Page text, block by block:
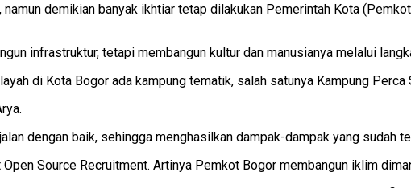
namun demikian banyak ikhtiar tetap dilakukan Pemerintah Kota
infrastruktur, tetapi membangun kultur dan manusianya melalui
di Kota Bogor ada kampung tematik, salah satunya Kampung Perca
dengan baik, sehingga menghasilkan dampak-dampak yang sudah
Source Recruitment. Artinya Pemkot Bogor membangun iklim